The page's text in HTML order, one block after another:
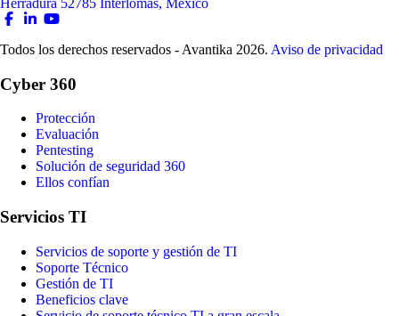
Herradura 52785 Interlomas, México
Todos los derechos reservados - Avantika 2026. Aviso de privacidad
Cyber 360
Protección
Evaluación
Pentesting
Solución de seguridad 360
Ellos confían
Servicios TI
Servicios de soporte y gestión de TI
Soporte Técnico
Gestión de TI
Beneficios clave